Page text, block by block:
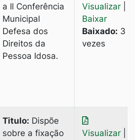
a Il Conferência
Municipal
Defesa dos
Direitos da
Pessoa Idosa.
Visualizar
Baixar
Baixado: 3
vezes
Titulo: Dispõe
sobre a fixação
Visualizar